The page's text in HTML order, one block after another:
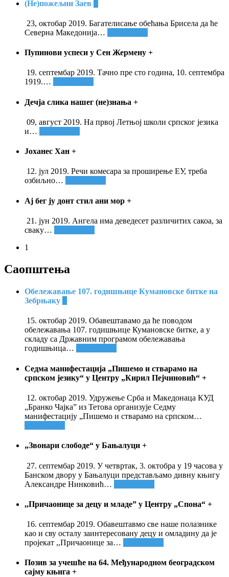
(Не)пожељни Заев
23, октобар 2019. Багателисање обећања Брисела да ће
Северна Македонија…
Пупинови успеси у Сен Жермену +
19. септембар 2019. Тачно пре сто година, 10. септембра
1919.…
Дечја слика нашег (не)знања +
09, август 2019. На првој Летњој школи српског језика
и…
Јоханес Хан +
12. јул 2019. Речи комесара за проширење ЕУ, треба
озбиљно…
Ај бег ју донт стил ани мор +
21. јун 2019. Ангела има деведесет различитих сакоа, за
сваку…
1
Саопштења
Обележавање 107. годишњице Кумановске битке на
Зебрњаку
15. октобар 2019. Обавештавамо да ће поводом
обележавања 107. годишњице Кумановске битке, а у
складу са Државним програмом обележавања
годишњица…
Седма манифестација „Пишемо и стварамо на
српском језику“ у Центру „Кирил Пејчиновић“ +
12. октобар 2019. Удружење Срба и Македонаца КУД
„Бранко Чајка” из Тетова организује Седму
манифестацију „Пишемо и стварамо на српском…
„Звонари слободе“ у Бањалуци +
27. септембар 2019. У четвртак, 3. октобра у 19 часова у
Банском двору у Бањалуци представљамо дивну књигу
Александре Нинковић…
,,Причаонице за децу и младе” у Центру „Спона“ +
16. септембар 2019. Обавештавмо све наше полазнике
као и сву осталу заинтересовану децу и омладину да је
пројекат ,,Причаонице за…
Позив за учешће на 64. Међународном београдском
сајму књига +